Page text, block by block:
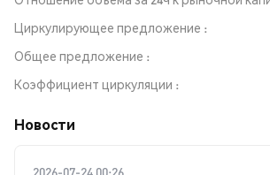
Циркулирующее предложение
Общее предложение
Коэффициент циркуляции
Новости
2026-07-24 00:26